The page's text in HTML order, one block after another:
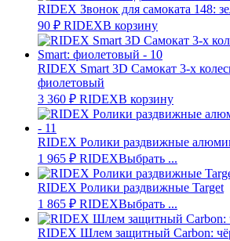
RIDEX Звонок для самоката 148:
90 ₽ RIDEXВ корзину
RIDEX Smart 3D Самокат 3-х
фиолетовый
3 360 ₽ RIDEXВ корзину
RIDEX Ролики раздвижные
1 965 ₽ RIDEXВыбрать ...
RIDEX Ролики раздвижные Target
1 865 ₽ RIDEXВыбрать ...
RIDEX Шлем защитный Carbon: